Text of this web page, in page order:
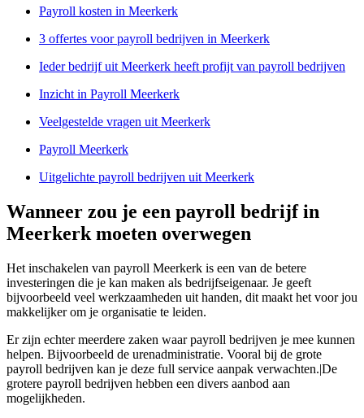
Payroll kosten in Meerkerk
3 offertes voor payroll bedrijven in Meerkerk
Ieder bedrijf uit Meerkerk heeft profijt van payroll bedrijven
Inzicht in Payroll Meerkerk
Veelgestelde vragen uit Meerkerk
Payroll Meerkerk
Uitgelichte payroll bedrijven uit Meerkerk
Wanneer zou je een payroll bedrijf in
Meerkerk moeten overwegen
Het inschakelen van payroll Meerkerk is een van de betere
investeringen die je kan maken als bedrijfseigenaar. Je geeft
bijvoorbeeld veel werkzaamheden uit handen, dit maakt het voor jou
makkelijker om je organisatie te leiden.
Er zijn echter meerdere zaken waar payroll bedrijven je mee kunnen
helpen. Bijvoorbeeld de urenadministratie. Vooral bij de grote
payroll bedrijven kan je deze full service aanpak verwachten.|De
grotere payroll bedrijven hebben een divers aanbod aan
mogelijkheden.